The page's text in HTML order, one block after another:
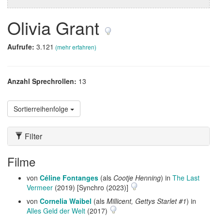
Olivia Grant
Aufrufe: 3.121 (mehr erfahren)
Anzahl Sprechrollen: 13
Sortierreihenfolge
Filter
Filme
von Céline Fontanges (als Cootje Henning) in The Last
Vermeer (2019) [Synchro (2023)]
von Cornelia Waibel (als Millicent, Gettys Starlet #1) in
Alles Geld der Welt (2017)